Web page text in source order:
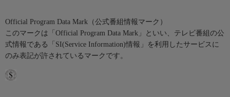
Official Program Data Mark（公式番組情報マーク）
このマークは「Official Program Data Mark」といい、テレビ番組の公
式情報である「SI(Service Information)情報」を利用したサービスに
のみ表記が許されているマークです。